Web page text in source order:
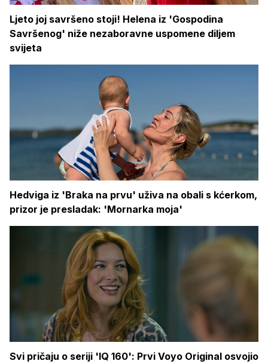
Ljeto joj savršeno stoji! Helena iz 'Gospodina
Savršenog' niže nezaboravne uspomene diljem
svijeta
Hedviga iz 'Braka na prvu' uživa na obali s kćerkom,
prizor je presladak: 'Mornarka moja'
Svi pričaju o seriji 'IQ 160': Prvi Voyo Original osvojio